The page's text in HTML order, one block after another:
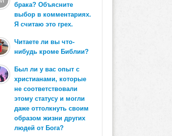
брака? Объясните
выбор в комментариях.
Я считаю это грех.
Читаете ли вы что-
нибудь кроме Библии?
Был ли у вас опыт с
христианами, которые
не соответствовали
этому статусу и могли
даже оттолкнуть своим
образом жизни других
людей от Бога?